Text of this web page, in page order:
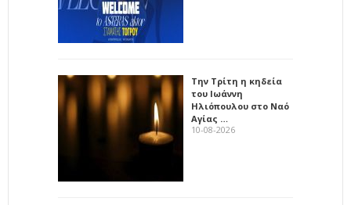
Την Τρίτη η κηδεία
του Ιωάννη
Ηλιόπουλου στο Ναό
Αγίας …
10-08-2026